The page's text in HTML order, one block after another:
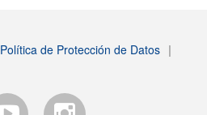
Política de Protección de Datos |